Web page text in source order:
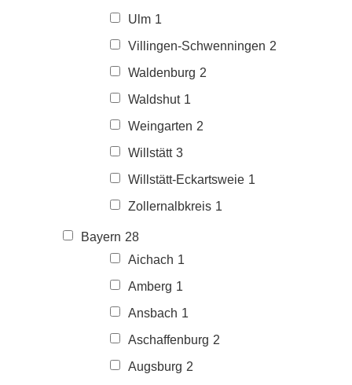
Ulm 1
Villingen-Schwenningen 2
Waldenburg 2
Waldshut 1
Weingarten 2
Willstätt 3
Willstätt-Eckartsweie 1
Zollernalbkreis 1
Bayern 28
Aichach 1
Amberg 1
Ansbach 1
Aschaffenburg 2
Augsburg 2